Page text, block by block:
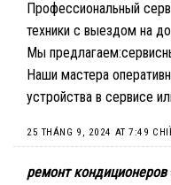
Профессиональный
техники с выездом на
Мы предлагаем:
Наши мастера
устройства в сервисе
25 THÁNG 9, 2024 AT 7:49
ремонт кондиционеров